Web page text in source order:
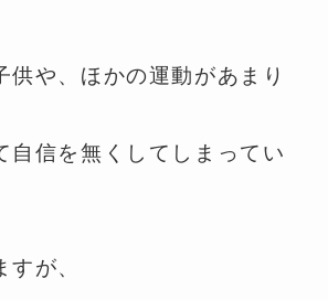
供や、ほかの運動があまり
自信を無くしてしまってい
が、